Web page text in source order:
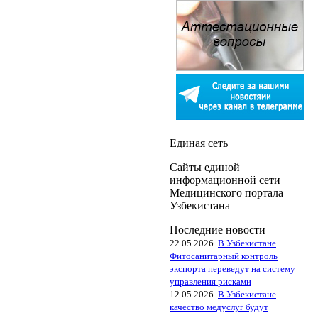
Единая сеть
Сайты единой
информационной сети
Медицинского портала
Узбекистана
Последние новости
22.05.2026 В Узбекистане
Фитосанитарный контроль
экспорта переведут на систему
управления рисками
12.05.2026 В Узбекистане
качество медуслуг будут